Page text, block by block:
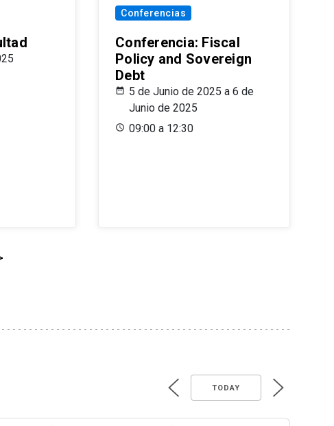
Conferencias
Conferencia: Fiscal
Policy and Sovereign
Debt
5 de Junio de 2025 a 6 de
Junio de 2025
09:00 a 12:30
TODAY